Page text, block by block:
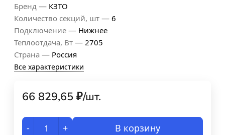
Бренд — КЗТО
Количество секций, шт — 6
Подключение — Нижнее
Теплоотдача, Вт — 2705
Страна — Россия
Все характеристики
66 829,65 ₽/шт.
- + В корзину